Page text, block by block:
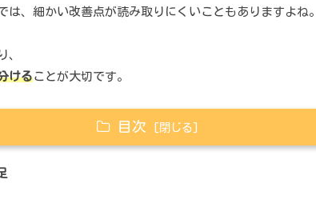
は、細かい改善点が読み取りにくいこともありますよね。
、
けることが大切です。
目次